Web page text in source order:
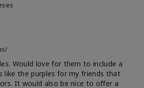
Would love for them to include a
like the purples for my friends that
It would also be nice to offer a